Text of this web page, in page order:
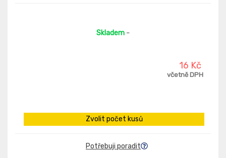
Skladem -
16 Kč
včetně DPH
Zvolit počet kusů
Potřebuji poradit